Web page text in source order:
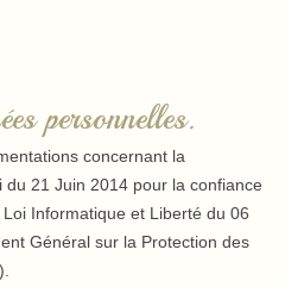
personnelles.
concernant la
21 Juin 2014 pour la confiance
Informatique et Liberté du 06
Général sur la Protection des